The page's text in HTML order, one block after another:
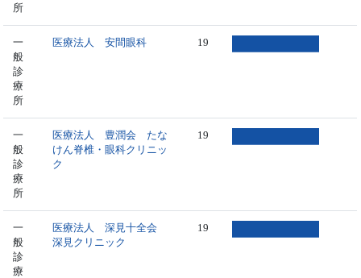
所
一
般
診
療
所
医療法人 安間眼科 19
一
般
診
療
所
医療法人 豊潤会 たな
けん脊椎・眼科クリニッ
ク
19
一
般
診
療
医療法人 深見十全会
深見クリニック
19